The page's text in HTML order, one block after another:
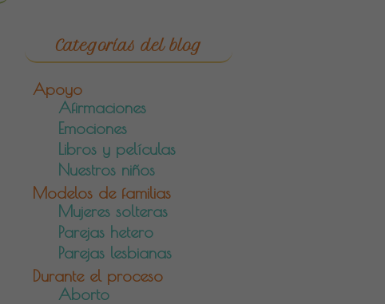
Categorías del blog
Apoyo
Afirmaciones
Emociones
Libros y películas
Nuestros niños
Modelos de familias
Mujeres solteras
Parejas hetero
Parejas lesbianas
Durante el proceso
Aborto